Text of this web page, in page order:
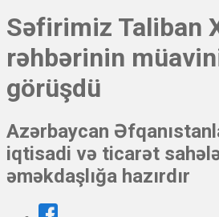
Səfirimiz Taliban
rəhbərinin
görüşdü
Azərbaycan
iqtisadi və ticarət
əməkdaşlığa hazırdır